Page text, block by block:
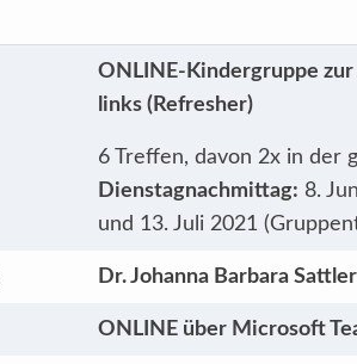
ONLINE-Kindergruppe
links (Refresher)
6 Treffen, davon 2x in der
Dienstagnachmittag: 8.
und 13. Juli 2021
Dr. Johanna Barbara Sattler
ONLINE über Microsoft